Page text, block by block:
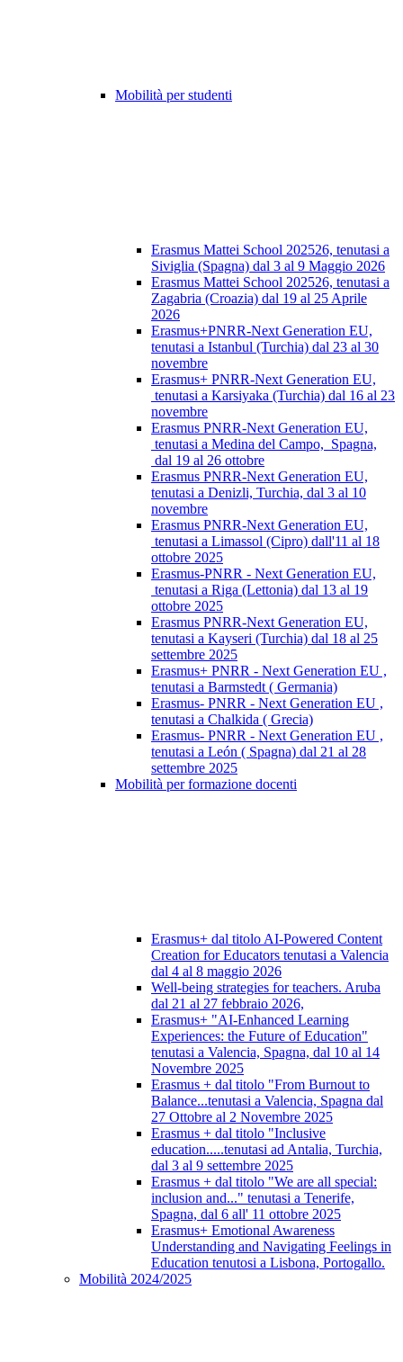
Mobilità per studenti
Erasmus Mattei School 202526, tenutasi a
Siviglia (Spagna) dal 3 al 9 Maggio 2026
Erasmus Mattei School 202526, tenutasi a
Zagabria (Croazia) dal 19 al 25 Aprile
2026
Erasmus+PNRR-Next Generation EU,
tenutasi a Istanbul (Turchia) dal 23 al 30
novembre
Erasmus+ PNRR-Next Generation EU,
tenutasi a Karsiyaka (Turchia) dal 16 al 23
novembre
Erasmus PNRR-Next Generation EU,
tenutasi a Medina del Campo, Spagna,
dal 19 al 26 ottobre
Erasmus PNRR-Next Generation EU,
tenutasi a Denizli, Turchia, dal 3 al 10
novembre
Erasmus PNRR-Next Generation EU,
tenutasi a Limassol (Cipro) dall'11 al 18
ottobre 2025
Erasmus-PNRR - Next Generation EU,
tenutasi a Riga (Lettonia) dal 13 al 19
ottobre 2025
Erasmus PNRR-Next Generation EU,
tenutasi a Kayseri (Turchia) dal 18 al 25
settembre 2025
Erasmus+ PNRR - Next Generation EU ,
tenutasi a Barmstedt ( Germania)
Erasmus- PNRR - Next Generation EU ,
tenutasi a Chalkida ( Grecia)
Erasmus- PNRR - Next Generation EU ,
tenutasi a León ( Spagna) dal 21 al 28
settembre 2025
Mobilità per formazione docenti
Erasmus+ dal titolo AI-Powered Content
Creation for Educators tenutasi a Valencia
dal 4 al 8 maggio 2026
Well-being strategies for teachers. Aruba
dal 21 al 27 febbraio 2026,
Erasmus+ "AI-Enhanced Learning
Experiences: the Future of Education"
tenutasi a Valencia, Spagna, dal 10 al 14
Novembre 2025
Erasmus + dal titolo "From Burnout to
Balance...tenutasi a Valencia, Spagna dal
27 Ottobre al 2 Novembre 2025
Erasmus + dal titolo "Inclusive
education.....tenutasi ad Antalia, Turchia,
dal 3 al 9 settembre 2025
Erasmus + dal titolo "We are all special:
inclusion and..." tenutasi a Tenerife,
Spagna, dal 6 all' 11 ottobre 2025
Erasmus+ Emotional Awareness
Understanding and Navigating Feelings in
Education tenutosi a Lisbona, Portogallo.
Mobilità 2024/2025